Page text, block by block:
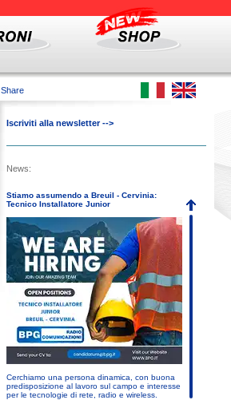
Share
Iscriviti alla newsletter -->
News:
Stiamo assumendo a Breuil - Cervinia:
Tecnico Installatore Junior
Cerchiamo una persona dinamica, con buona
predisposizione al lavoro sul campo e interesse
per le tecnologie di rete, radio e wireless.